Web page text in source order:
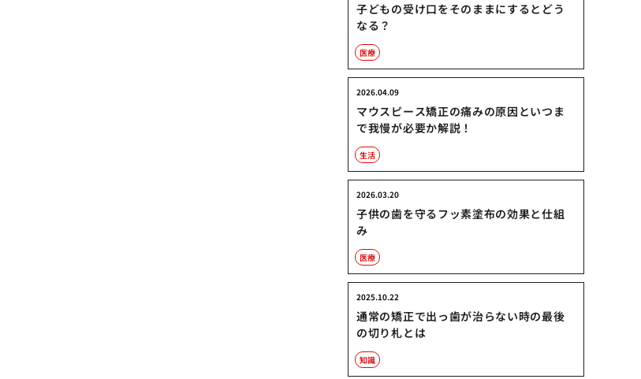
子どもの受け口をそのままにするとどう
なる？
医療
マウスピース矯正の痛みの原因といつま
で我慢が必要か解説！
2026.04.09
生活
子供の歯を守るフッ素塗布の効果と仕組
み
2026.03.20
医療
通常の矯正で出っ歯が治らない時の最後
の切り札とは
2025.10.22
知識